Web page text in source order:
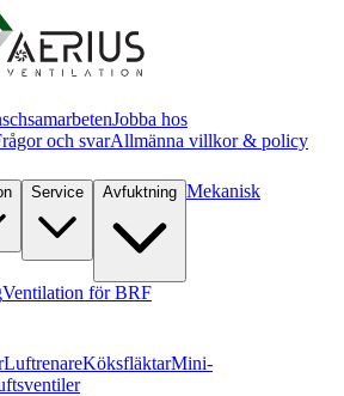
Jobba hos
och svarAllmänna villkor & policy
Service Avfuktning Mekanisk
Ventilation för BRF
LuftrenareKöksfläktarMini-